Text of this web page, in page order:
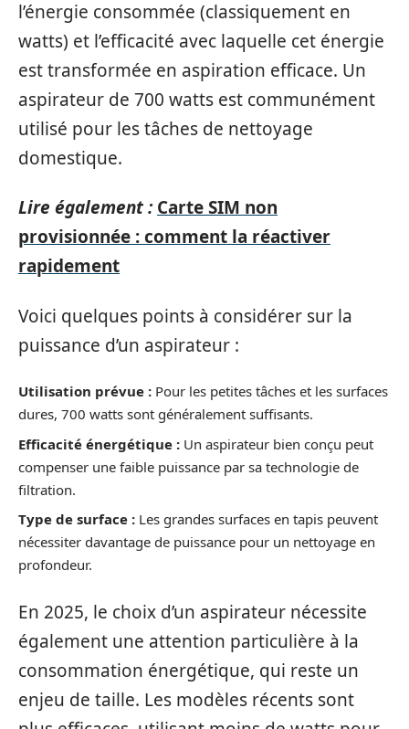
l’énergie consommée (classiquement en
watts) et l’efficacité avec laquelle cet énergie
est transformée en aspiration efficace. Un
aspirateur de 700 watts est communément
utilisé pour les tâches de nettoyage
domestique.
Lire également : Carte SIM non
provisionnée : comment la réactiver
rapidement
Voici quelques points à considérer sur la
puissance d’un aspirateur :
Utilisation prévue : Pour les petites tâches et les surfaces
dures, 700 watts sont généralement suffisants.
Efficacité énergétique : Un aspirateur bien conçu peut
compenser une faible puissance par sa technologie de
filtration.
Type de surface : Les grandes surfaces en tapis peuvent
nécessiter davantage de puissance pour un nettoyage en
profondeur.
En 2025, le choix d’un aspirateur nécessite
également une attention particulière à la
consommation énergétique, qui reste un
enjeu de taille. Les modèles récents sont